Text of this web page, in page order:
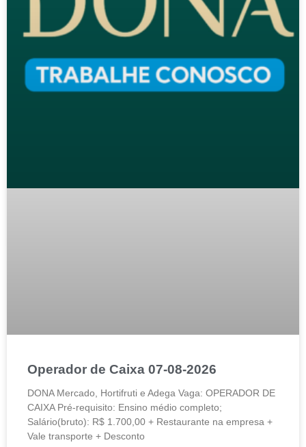
Operador de Caixa 07-08-2026
DONA Mercado, Hortifruti e Adega Vaga: OPERADOR DE
CAIXA Pré-requisito: Ensino médio completo;
Salário(bruto): R$ 1.700,00 + Restaurante na empresa +
Vale transporte + Desconto